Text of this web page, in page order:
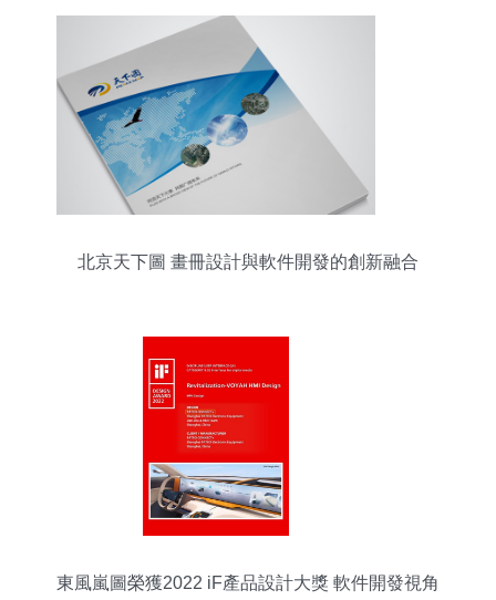
北京天下圖 畫冊設計與軟件開發的創新融合
東風嵐圖榮獲2022 iF產品設計大獎 軟件開發視角